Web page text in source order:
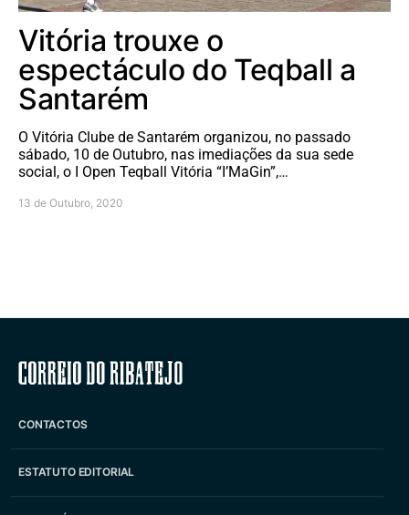
Vitória trouxe o
espectáculo do Teqball a
Santarém
O Vitória Clube de Santarém organizou, no passado
sábado, 10 de Outubro, nas imediações da sua sede
social, o I Open Teqball Vitória “I’MaGin”,…
13 de Outubro, 2020
Correio do Ribatejo
CONTACTOS
ESTATUTO EDITORIAL